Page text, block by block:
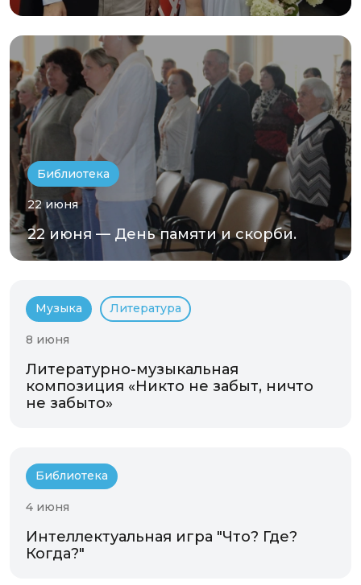
Библиотека
22 июня
22 июня — День памяти и скорби.
Музыка Литература
8 июня
Литературно-музыкальная
композиция «Никто не забыт, ничто
не забыто»
Библиотека
4 июня
Интеллектуальная игра "Что? Где?
Когда?"